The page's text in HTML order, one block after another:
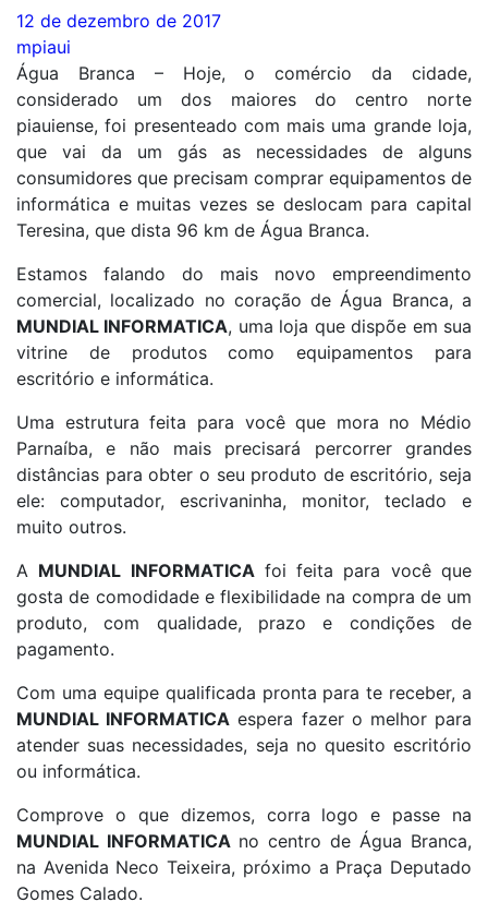
12 de dezembro de 2017
mpiaui
Água Branca – Hoje, o comércio da cidade,
considerado um dos maiores do centro norte
piauiense, foi presenteado com mais uma grande loja,
que vai da um gás as necessidades de alguns
consumidores que precisam comprar equipamentos de
informática e muitas vezes se deslocam para capital
Teresina, que dista 96 km de Água Branca.
Estamos falando do mais novo empreendimento
comercial, localizado no coração de Água Branca, a
MUNDIAL INFORMATICA, uma loja que dispõe em sua
vitrine de produtos como equipamentos para
escritório e informática.
Uma estrutura feita para você que mora no Médio
Parnaíba, e não mais precisará percorrer grandes
distâncias para obter o seu produto de escritório, seja
ele: computador, escrivaninha, monitor, teclado e
muito outros.
A MUNDIAL INFORMATICA foi feita para você que
gosta de comodidade e flexibilidade na compra de um
produto, com qualidade, prazo e condições de
pagamento.
Com uma equipe qualificada pronta para te receber, a
MUNDIAL INFORMATICA espera fazer o melhor para
atender suas necessidades, seja no quesito escritório
ou informática.
Comprove o que dizemos, corra logo e passe na
MUNDIAL INFORMATICA no centro de Água Branca,
na Avenida Neco Teixeira, próximo a Praça Deputado
Gomes Calado.